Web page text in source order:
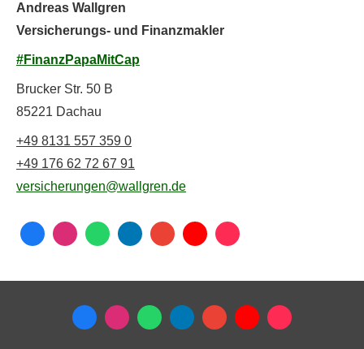
Andreas Wallgren
Versicherungs- und Finanzmakler
#FinanzPapaMitCap
Brucker Str. 50 B
85221 Dachau
+49 8131 557 359 0
+49 176 62 72 67 91
versicherungen@wallgren.de